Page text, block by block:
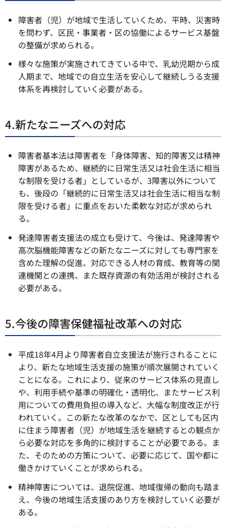
障害者（児）が地域で生活していくため、平時、災害時
を問わず、区民・事業者・区の協働によるサービス基盤
の整備が求められる。
様々な施策が実施されてきている中で、乳幼児期から成
人期まで、地域での自立生活を安心して継続しうる支援
体系を再検討していく必要がある。
4.新たなニーズへの対応
障害者基本法は障害者を「身体障害、知的障害又は精神
障害があるため、継続的に日常生活又は社会生活に相当
な制限を受ける者」としているが、3障害以外について
も、後段の「継続的に日常生活又は社会生活に相当な制
限を受ける者」に重点をおいた柔軟な対応が求められ
る。
発達障害者支援法の成立も受けて、今後は、発達障害や
高次脳機能障害などの新たなニーズに対しても専門家を
含めた理解の促進、対応できる人材の育成、教育等の関
連機関との連携、また既存資源の有効活用が検討される
必要がある。
5.今後の障害保健福祉改革への対応
平成18年4月より障害者自立支援法が施行されることに
より、新たな地域生活支援の施策が順次展開されていく
ことになる。これにより、従来のサービス体系の見直し
や、利用手続や基準の明確化・透明化、またサービス利
用についての費用負担の導入など、大幅な制度改正が行
われていく。この新たな改革のなかで、区としても区内
に住まう障害者（児）が地域生活を継続するとの観点か
ら必要な対応を多角的に検討することが必要である。ま
た、そのための方策について、必要に応じて、国や都に
働きかけていくことが求められる。
精神障害については、退院促進、地域復帰の動向も踏ま
え、今後の地域生活支援のあり方を検討していく必要が
ある。